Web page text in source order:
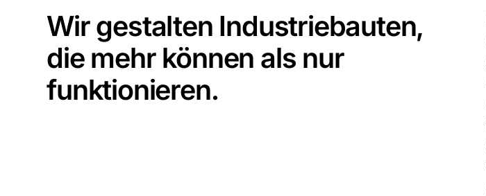
Wir gestalten Industriebauten,
die mehr können als nur
funktionieren.